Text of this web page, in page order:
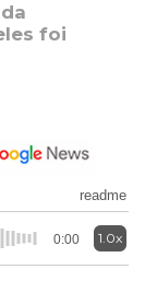
foi
readme
0:00 1.0x